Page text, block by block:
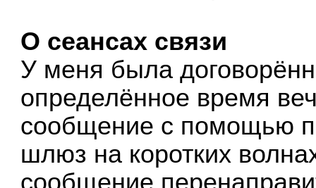
О сеансах связи
У меня была
определённое время
сообщение с помощью
шлюз на коротких
сообщение